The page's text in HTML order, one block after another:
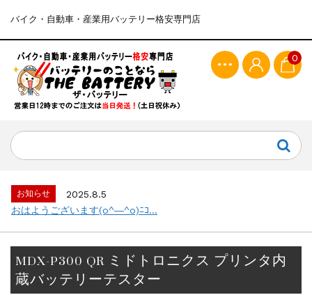
バイク・自動車・産業用バッテリー格安専門店
0
お知らせ
2025.8.5
おはようございます(o^―^o)ﾆｺ...
MDX-P300 QR ミドトロニクス プリンタ内
蔵バッテリーテスター